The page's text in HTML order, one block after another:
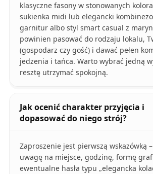
klasyczne fasony w stonowanych
sukienka midi lub elegancki
garnitur albo styl smart casual z
powinien pasować do rodzaju lokalu,
(gospodarz czy gość) i dawać pełen
jedzenia i tańca. Warto wybrać jedną
resztę utrzymać spokojną.
Jak ocenić charakter przyjęcia i
dopasować do niego strój?
Zaproszenie jest pierwszą wskazówką
uwagę na miejsce, godzinę, formę
ewentualne hasła typu „elegancka